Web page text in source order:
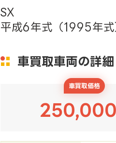
SX
平成6年式（1995年
車買取車両の詳細
車買取価格
250,000